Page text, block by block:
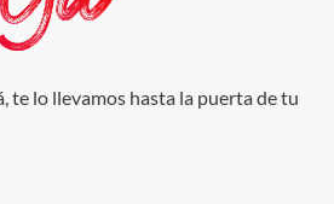
te lo llevamos hasta la puerta de tu